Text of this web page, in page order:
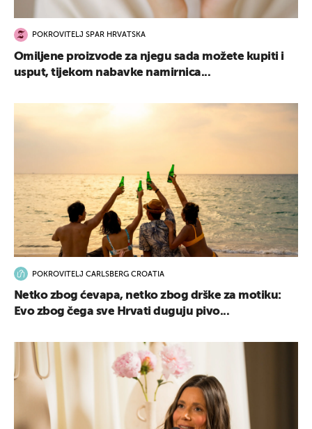
POKROVITELJ SPAR HRVATSKA
Omiljene proizvode za njegu sada možete kupiti i
usput, tijekom nabavke namirnica...
POKROVITELJ CARLSBERG CROATIA
Netko zbog ćevapa, netko zbog drške za motiku:
Evo zbog čega sve Hrvati duguju pivo...